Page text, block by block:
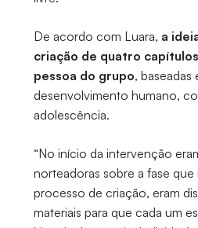
De acordo com Luara, a
criação de quatro
pessoa do grupo, baseadas
desenvolvimento humano,
adolescência.
“No início da intervenção
norteadoras sobre a fase que
processo de criação, eram
materiais para que cada um